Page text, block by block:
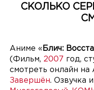
СКОЛЬКО
Аниме « Блич:
(Фильм, 2007 год,
смотреть онлайн на
Завершён. Озвучка